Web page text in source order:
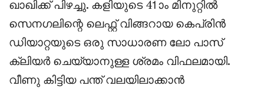
ഖാഖിക്ക് പിഴച്ചു. കളിയുടെ 41ാം മിനുറ്റിൽ
സെനഗലിന്റെ ലെഫ്റ്റ് വിങ്ങറായ കെപ്രിൻ
ഡിയാറ്റയുടെ ഒരു സാധാരണ ലോ പാസ്
ക്ലിയർ ചെയ്യാനുള്ള ശ്രമം വിഫലമായി.
വീണു കിട്ടിയ പന്ത് വലയിലാക്കാൻ